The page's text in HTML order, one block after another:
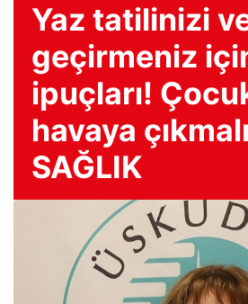
Yaz tatilinizi
geçirmeniz
ipuçları!
havaya
SAĞLIK